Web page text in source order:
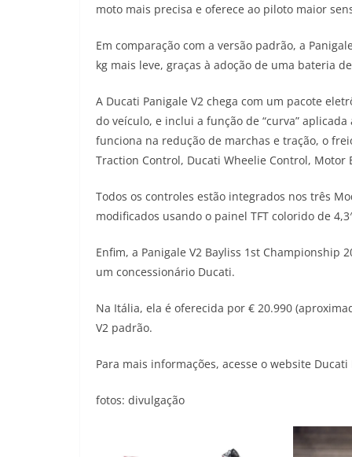
moto mais precisa e oferece ao piloto maior
Em comparação com a versão padrão, a
kg mais leve, graças à adoção de uma bateria
A Ducati Panigale V2 chega com um pacote
do veículo, e inclui a função de “curva”
funciona na redução de marchas e tração, o
Traction Control, Ducati Wheelie Control, Motor
Todos os controles estão integrados nos três
modificados usando o painel TFT colorido de
Enfim, a Panigale V2 Bayliss 1st Championship
um concessionário Ducati.
Na Itália, ela é oferecida por € 20.990
V2 padrão.
Para mais informações, acesse o website Ducati
fotos: divulgação